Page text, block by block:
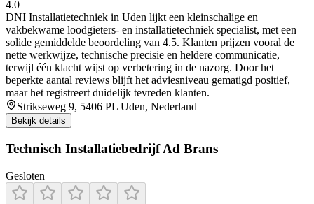
4.0
DNI Installatietechniek in Uden lijkt een kleinschalige en
vakbekwame loodgieters- en installatietechniek specialist, met een
solide gemiddelde beoordeling van 4.5. Klanten prijzen vooral de
nette werkwijze, technische precisie en heldere communicatie,
terwijl één klacht wijst op verbetering in de nazorg. Door het
beperkte aantal reviews blijft het adviesniveau gematigd positief,
maar het registreert duidelijk tevreden klanten.
Strikseweg 9, 5406 PL Uden, Nederland
Bekijk details
Technisch Installatiebedrijf Ad Brans
Gesloten